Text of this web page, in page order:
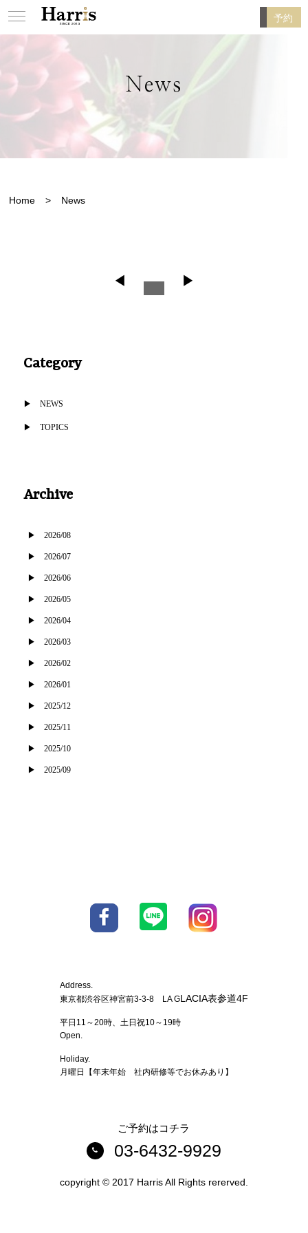
予約
News
Home News
◀ ▶
Category
NEWS
TOPICS
Archive
2026/08
2026/07
2026/06
2026/05
2026/04
2026/03
2026/02
2026/01
2025/12
2025/11
2025/10
2025/09
Address.
東京都渋谷区神宮前3-3-8 LA GLACIA表参道4F
平日11～20時、土日祝10～19時
Open.
Holiday.
月曜日【年末年始 社内研修等でお休みあり】
ご予約はコチラ
03-6432-9929
copyright © 2017 Harris All Rights rererved.